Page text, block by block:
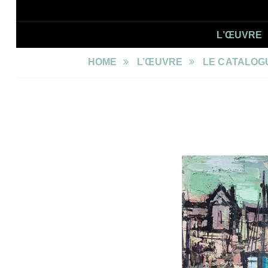
UN PEINTRE EN TRÉGOR
L’ŒUVRE
HOME L’ŒUVRE LE